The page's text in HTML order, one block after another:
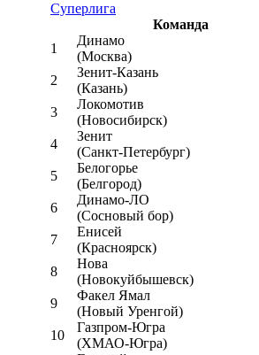
Суперлига
Команда
1
Динамо
(Москва)
2
Зенит-Казань
(Казань)
3
Локомотив
(Новосибирск)
4
Зенит
(Санкт-Петербург)
5
Белогорье
(Белгород)
6
Динамо-ЛО
(Сосновый бор)
7
Енисей
(Красноярск)
8
Нова
(Новокуйбышевск)
9
Факел Ямал
(Новый Уренгой)
10
Газпром-Югра
(ХМАО-Югра)